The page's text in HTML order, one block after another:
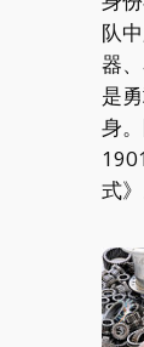
队
器
是
身
式》